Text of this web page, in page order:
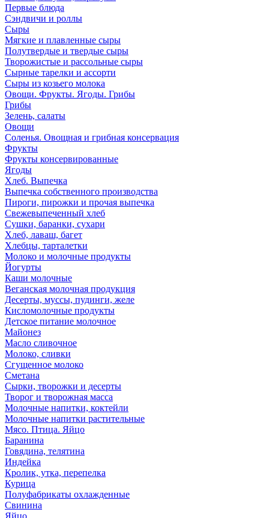
Первые блюда
Сэндвичи и роллы
Сыры
Мягкие и плавленные сыры
Полутвердые и твердые сыры
Творожистые и рассольные сыры
Сырные тарелки и ассорти
Сыры из козьего молока
Овощи. Фрукты. Ягоды. Грибы
Грибы
Зелень, салаты
Овощи
Соленья. Овощная и грибная консервация
Фрукты
Фрукты консервированные
Ягоды
Хлеб. Выпечка
Выпечка собственного производства
Пироги, пирожки и прочая выпечка
Свежевыпеченный хлеб
Сушки, баранки, сухари
Хлеб, лаваш, багет
Хлебцы, тарталетки
Молоко и молочные продукты
Йогурты
Каши молочные
Веганская молочная продукция
Десерты, муссы, пудинги, желе
Кисломолочные продукты
Детское питание молочное
Майонез
Масло сливочное
Молоко, сливки
Сгущенное молоко
Сметана
Сырки, творожки и десерты
Творог и творожная масса
Молочные напитки, коктейли
Молочные напитки растительные
Мясо. Птица. Яйцо
Баранина
Говядина, телятина
Индейка
Кролик, утка, перепелка
Курица
Полуфабрикаты охлажденные
Свинина
Яйцо